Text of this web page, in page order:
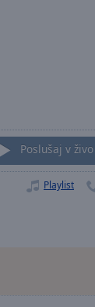
Poslušaj v živo
Playlist